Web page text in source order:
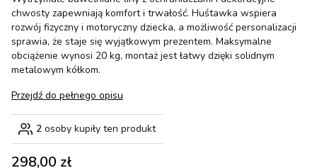
chwosty zapewniają komfort i trwałość. Huśtawka wspiera
rozwój fizyczny i motoryczny dziecka, a możliwość personalizacji
sprawia, że staje się wyjątkowym prezentem. Maksymalne
obciążenie wynosi 20 kg, montaż jest łatwy dzięki solidnym
metalowym kółkom.
Przejdź do pełnego opisu
2 osoby kupiły ten produkt
Cena
298,00 zł